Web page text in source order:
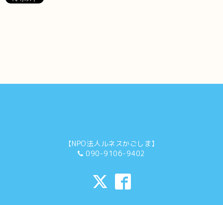
【NPO法人ルネスかごしま】
090-9106-9402